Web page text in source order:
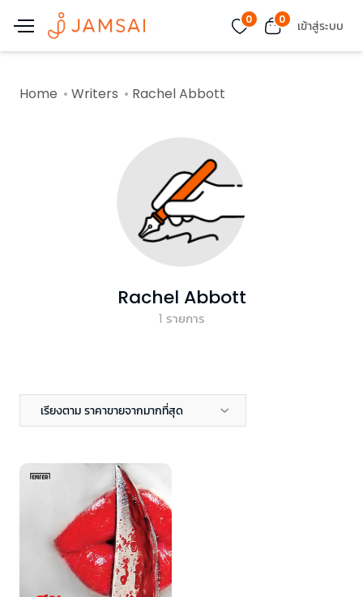
0 0 เข้าสู่ระบบ
Home Writers Rachel Abbott
Rachel Abbott
1 รายการ
เรียงตาม ราคาขายจากมากที่สุด